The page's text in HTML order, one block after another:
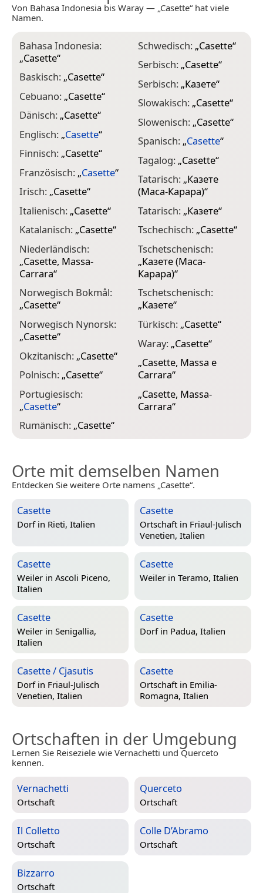
Von Bahasa Indonesia bis Waray — „Casette“ hat viele
Namen.
Bahasa Indonesia:
„Casette“
Baskisch: „Casette“
Cebuano: „Casette“
Dänisch: „Casette“
Englisch: „Casette“
Finnisch: „Casette“
Französisch: „Casette“
Irisch: „Casette“
Italienisch: „Casette“
Katalanisch: „Casette“
Niederländisch:
„Casette, Massa-
Carrara“
Norwegisch Bokmål:
„Casette“
Norwegisch Nynorsk:
„Casette“
Okzitanisch: „Casette“
Polnisch: „Casette“
Portugiesisch:
„Casette“
Rumänisch: „Casette“
Schwedisch: „Casette“
Serbisch: „Casette“
Serbisch: „Казете“
Slowakisch: „Casette“
Slowenisch: „Casette“
Spanisch: „Casette“
Tagalog: „Casette“
Tatarisch: „Казете
(Маса-Карара)“
Tatarisch: „Казете“
Tschechisch: „Casette“
Tschetschenisch:
„Казете (Маса-
Карара)“
Tschetschenisch:
„Казете“
Türkisch: „Casette“
Waray: „Casette“
„Casette, Massa e
Carrara“
„Casette, Massa-
Carrara“
Orte mit demselben Namen
Entdecken Sie weitere Orte namens „Casette“.
Casette
Dorf in Rieti, Italien
Casette
Ortschaft in Friaul-Julisch
Venetien, Italien
Casette
Weiler in Ascoli Piceno,
Italien
Casette
Weiler in Teramo, Italien
Casette
Weiler in Senigallia,
Italien
Casette
Dorf in Padua, Italien
Casette / Cjasutis
Dorf in Friaul-Julisch
Venetien, Italien
Casette
Ortschaft in Emilia-
Romagna, Italien
Ortschaften in der Umgebung
Lernen Sie Reiseziele wie Vernachetti und Querceto
kennen.
Vernachetti
Ortschaft
Querceto
Ortschaft
Il Colletto
Ortschaft
Colle D’Abramo
Ortschaft
Bizzarro
Ortschaft